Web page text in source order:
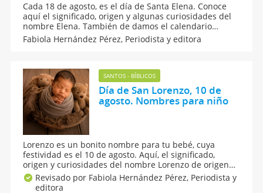
Cada 18 de agosto, es el día de Santa Elena. Conoce
aquí el significado, origen y algunas curiosidades del
nombre Elena. También de damos el calendario
santoral de la onomástica de todos los nombres de
santo del mes y algunas sugerencias de nombres
Fabiola Hernández Pérez, Periodista y editora
SANTOS - BÍBLICOS
Día de San Lorenzo, 10 de
agosto. Nombres para niño
Lorenzo es un bonito nombre para tu bebé, cuya
festividad es el 10 de agosto. Aquí, el significado,
origen y curiosidades del nombre Lorenzo de origen
latino. En esta guía de nombres te contamos todo
sobre San Lorenzo: su historia, origen, numerología y
Revisado por Fabiola Hernández Pérez, Periodista y
editora